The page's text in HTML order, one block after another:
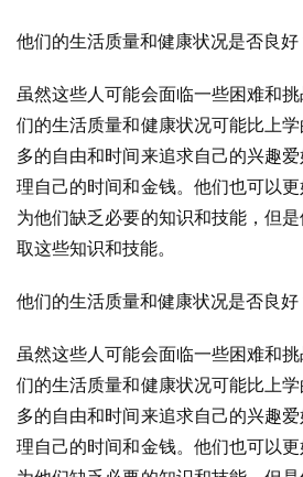
他们的生活质量和健康状况是否良好
虽然这些人可能会面临一些困难和
们的生活质量和健康状况可能比上
多的自由和时间来追求自己的兴趣
理自己的时间和金钱。他们也可以
为他们缺乏必要的知识和技能，但
取这些知识和技能。
他们的生活质量和健康状况是否良好
虽然这些人可能会面临一些困难和
们的生活质量和健康状况可能比上
多的自由和时间来追求自己的兴趣
理自己的时间和金钱。他们也可以